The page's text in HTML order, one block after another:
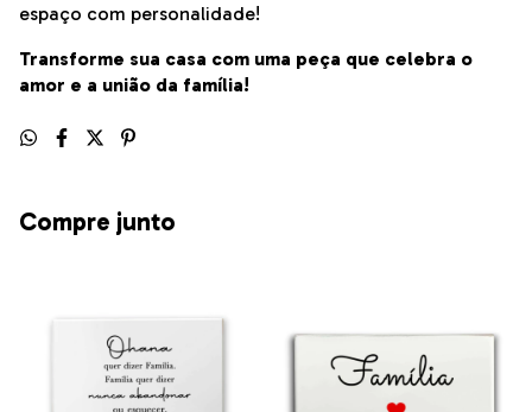
espaço com personalidade!
Transforme sua casa com uma peça que celebra o
amor e a união da família!
Compre junto